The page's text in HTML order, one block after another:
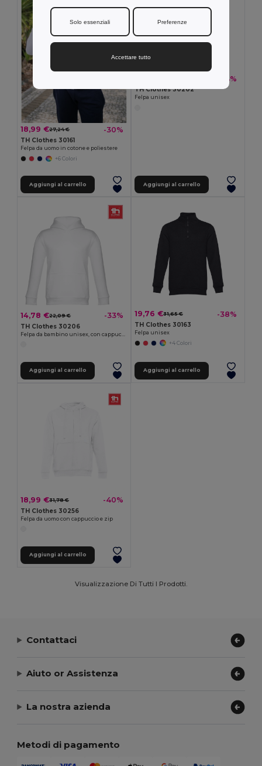
18,99 €27,24 € -30%
TH Clothes 30161
Felpa da uomo in cotone e poliestere
+6 Colori
Aggiungi al carrello
-24%
TH Clothes 30202
Felpa unisex
Aggiungi al carrello
14,78 €22,09 € -33%
TH Clothes 30206
Aggiungi al carrello
19,76 €31,65 € -38%
TH Clothes 30163
Felpa unisex
+4 Colori
Aggiungi al carrello
18,99 €31,78 € -40%
TH Clothes 30256
Felpa da uomo con cappuccio e zip
Aggiungi al carrello
Visualizzazione Di Tutti I Prodotti.
Contattaci
Aiuto or Assistenza
La nostra azienda
Metodi di pagamento
Solo essenziali Preferenze
Accettare tutto